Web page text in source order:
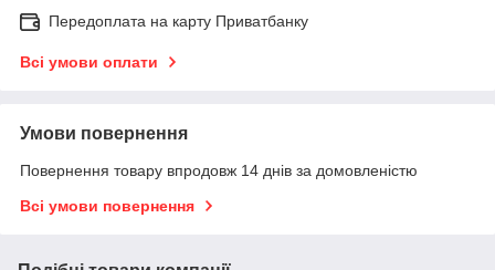
Передоплата на карту Приватбанку
Всі умови оплати
Умови повернення
Повернення товару впродовж 14 днів за домовленістю
Всі умови повернення